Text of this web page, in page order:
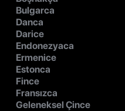
Bulgarca
Danca
Darice
Endonezyaca
Ermenice
Estonca
Fince
Fransızca
Geleneksel Çince